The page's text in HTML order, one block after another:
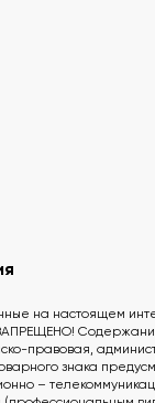
на настоящем
правовая,
знака
–